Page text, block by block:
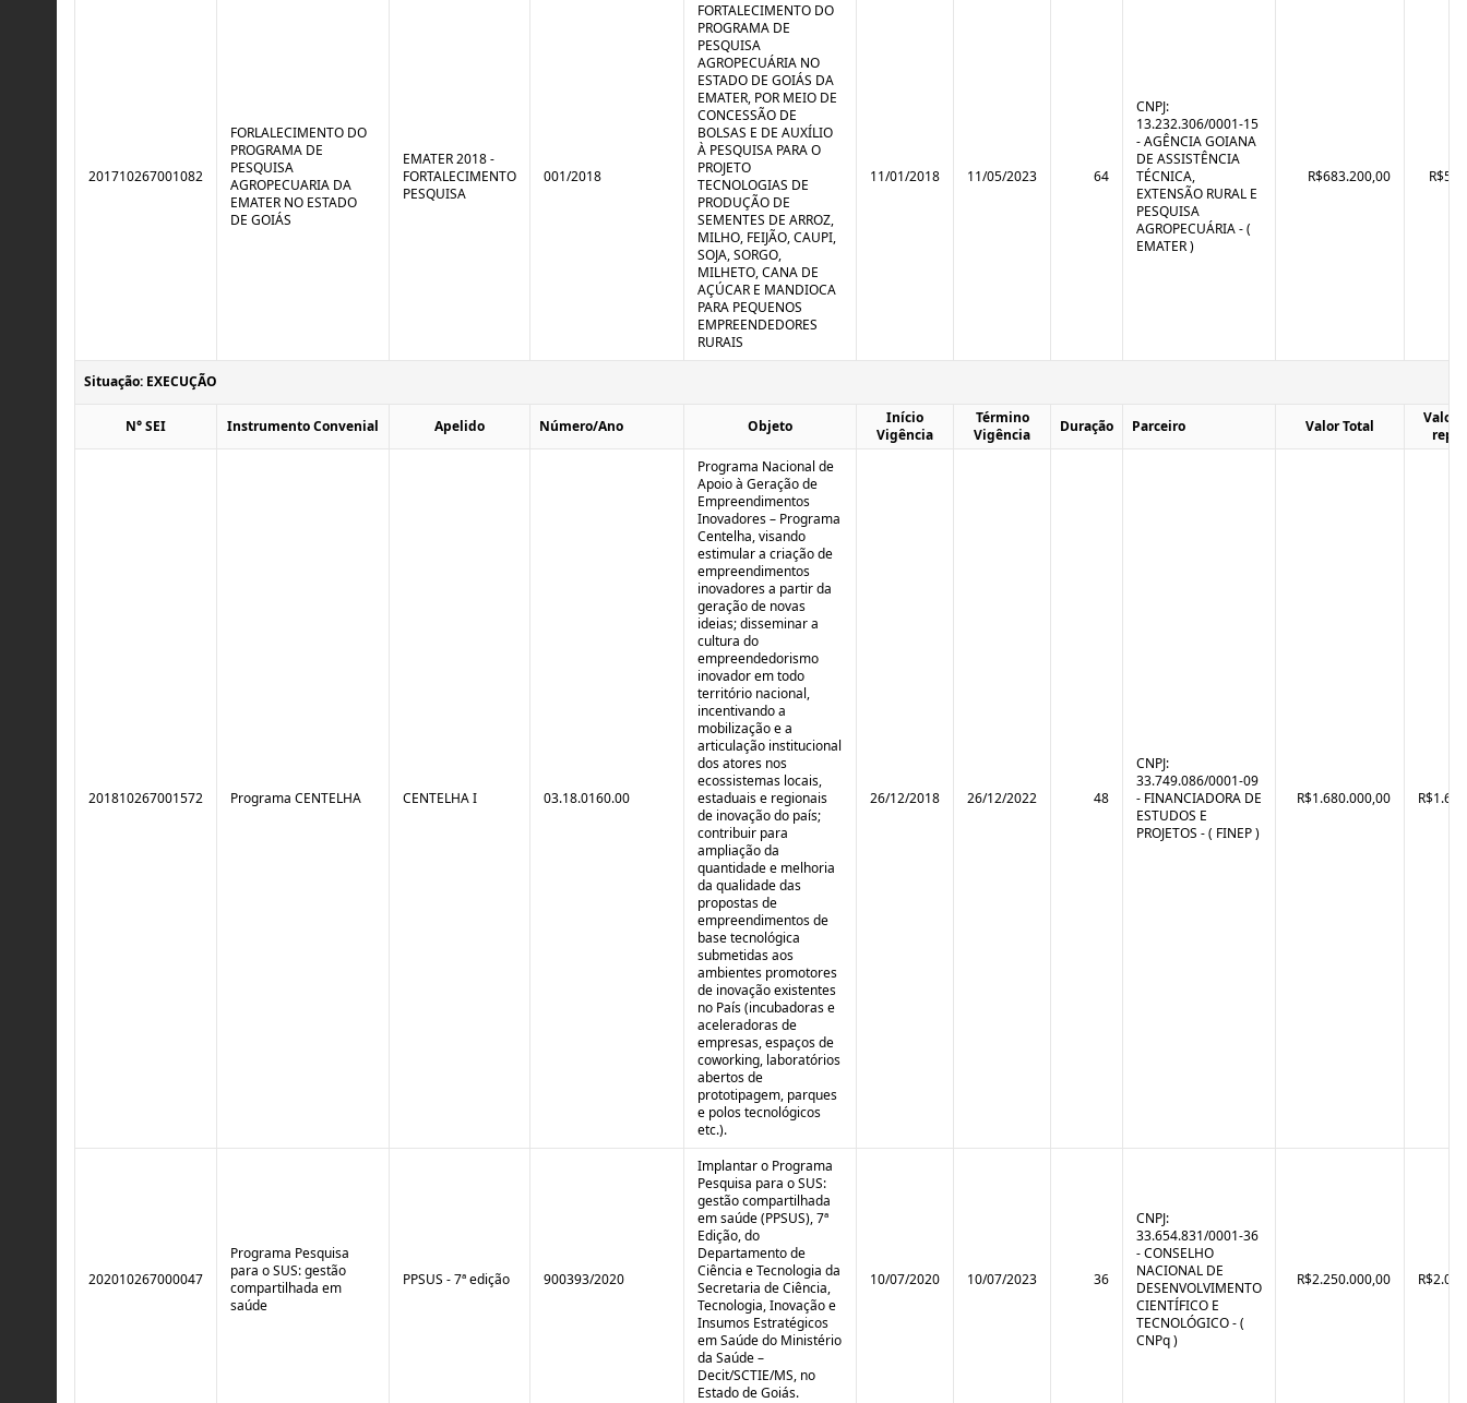
201710267001082
FORLALECIMENTO DO
PROGRAMA DE
PESQUISA
AGROPECUARIA DA
EMATER NO ESTADO
DE GOIÁS
EMATER 2018 -
FORTALECIMENTO
PESQUISA
001/2018
FORTALECIMENTO DO
PROGRAMA DE
PESQUISA
AGROPECUÁRIA NO
ESTADO DE GOIÁS DA
EMATER, POR MEIO DE
CONCESSÃO DE
BOLSAS E DE AUXÍLIO
À PESQUISA PARA O
PROJETO
TECNOLOGIAS DE
PRODUÇÃO DE
SEMENTES DE ARROZ,
MILHO, FEIJÃO, CAUPI,
SOJA, SORGO,
MILHETO, CANA DE
AÇÚCAR E MANDIOCA
PARA PEQUENOS
EMPREENDEDORES
RURAIS
11/01/2018 11/05/2023 64
CNPJ:
13.232.306/0001-15
- AGÊNCIA GOIANA
DE ASSISTÊNCIA
TÉCNICA,
EXTENSÃO RURAL E
PESQUISA
AGROPECUÁRIA - (
EMATER )
R$683.200,00
Situação: EXECUÇÃO
N° SEI Instrumento Convenial Apelido Número/Ano Objeto
Início
Vigência
Término
Vigência
Duração Parceiro Valor Total
Valor
201810267001572 Programa CENTELHA CENTELHA I 03.18.0160.00
Programa Nacional de
Apoio à Geração de
Empreendimentos
Inovadores – Programa
Centelha, visando
estimular a criação de
empreendimentos
inovadores a partir da
geração de novas
ideias; disseminar a
cultura do
empreendedorismo
inovador em todo
território nacional,
incentivando a
mobilização e a
articulação institucional
dos atores nos
ecossistemas locais,
estaduais e regionais
de inovação do país;
contribuir para
ampliação da
quantidade e melhoria
da qualidade das
propostas de
empreendimentos de
base tecnológica
submetidas aos
ambientes promotores
de inovação existentes
no País (incubadoras e
aceleradoras de
empresas, espaços de
coworking, laboratórios
abertos de
prototipagem, parques
e polos tecnológicos
etc.).
26/12/2018 26/12/2022 48
CNPJ:
33.749.086/0001-09
- FINANCIADORA DE
ESTUDOS E
PROJETOS - ( FINEP )
R$1.680.000,00
202010267000047
Programa Pesquisa
para o SUS: gestão
compartilhada em
saúde
PPSUS - 7ª edição 900393/2020
Implantar o Programa
Pesquisa para o SUS:
gestão compartilhada
em saúde (PPSUS), 7ª
Edição, do
Departamento de
Ciência e Tecnologia da
Secretaria de Ciência,
Tecnologia, Inovação e
Insumos Estratégicos
em Saúde do Ministério
da Saúde –
Decit/SCTIE/MS, no
Estado de Goiás.
10/07/2020 10/07/2023 36
CNPJ:
33.654.831/0001-36
- CONSELHO
NACIONAL DE
DESENVOLVIMENTO
CIENTÍFICO E
TECNOLÓGICO - (
CNPq )
R$2.250.000,00